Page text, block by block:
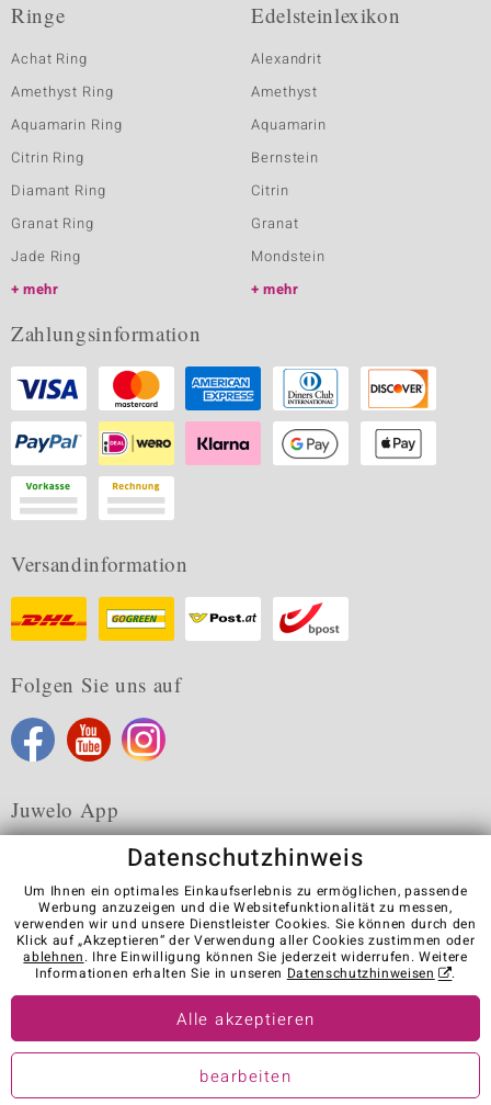
Ringe
Achat Ring
Amethyst Ring
Aquamarin Ring
Citrin Ring
Diamant Ring
Granat Ring
Jade Ring
mehr
Edelsteinlexikon
Alexandrit
Amethyst
Aquamarin
Bernstein
Citrin
Granat
Mondstein
mehr
Zahlungsinformation
Versandinformation
Folgen Sie uns auf
Juwelo App
Karriere AGB Datenschutz Cookies
Impressum
Kontakt
Vertrag widerrufen
Visit our stores in other countries:
© Juwelo Deutschland GmbH (ein Tochterunternehmen der elumeo
SE)
Datenschutzhinweis
Um Ihnen ein optimales Einkaufserlebnis zu ermöglichen, passende
Werbung anzuzeigen und die Websitefunktionalität zu messen,
verwenden wir und unsere Dienstleister Cookies. Sie können durch den
Klick auf „Akzeptieren“ der Verwendung aller Cookies zustimmen oder
ablehnen. Ihre Einwilligung können Sie jederzeit widerrufen. Weitere
Informationen erhalten Sie in unseren Datenschutzhinweisen .
Alle akzeptieren
bearbeiten